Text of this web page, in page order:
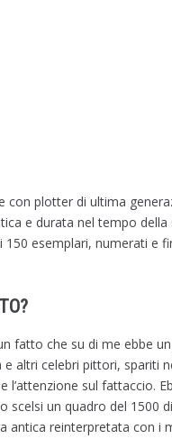
plotter di ultima
e durata nel tempo della
esemplari, numerati e
fatto che su di me ebbe
altri celebri pittori, spariti
sul fattaccio.
un quadro del 1500
antica reinterpretata con i